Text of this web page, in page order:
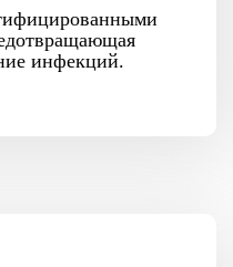
инфекций.